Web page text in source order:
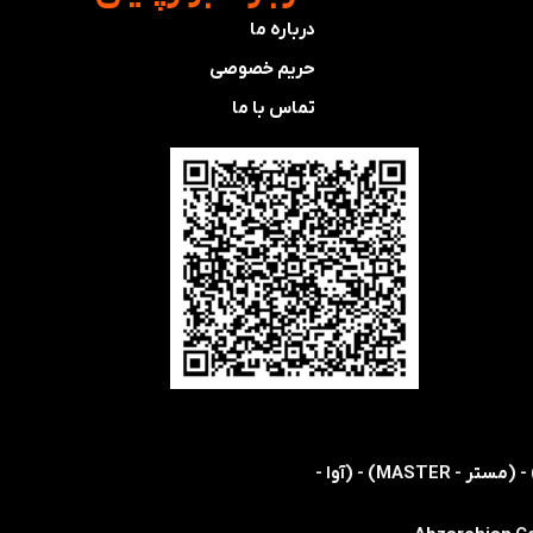
درباره ما
حریم خصوصی
تماس با ما
​​اولین و تنها نمایندگی رسمی شرکت های (اس ام سی - SMC) - (هریس - HARRIS) - (کویکه - KOIKE) - (مستر - MASTER) - (آوا -